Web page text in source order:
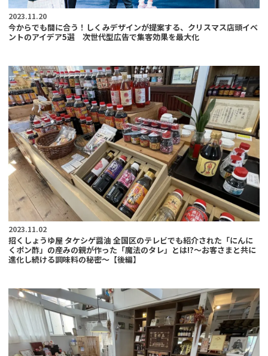
2023.11.20
今からでも間に合う！しくみデザインが提案する、クリスマス店頭イベ
ントのアイデア5選 次世代型広告で集客効果を最大化
2023.11.02
招くしょうゆ屋 タケシゲ醤油 全国区のテレビでも紹介された「にんに
くポン酢」の産みの親が作った「魔法のタレ」とは!?〜お客さまと共に
進化し続ける調味料の秘密〜【後編】